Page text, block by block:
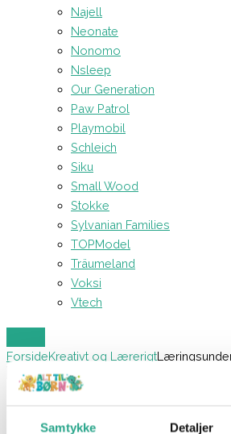
Samtykke Detaljer
Najell
Neonate
Nonomo
Nsleep
Our Generation
Paw Patrol
Playmobil
Schleich
Siku
Small Wood
Stokke
Sylvanian Families
TOPModel
Träumeland
Voksi
Vtech
ForsideKreativt og Lærerigt